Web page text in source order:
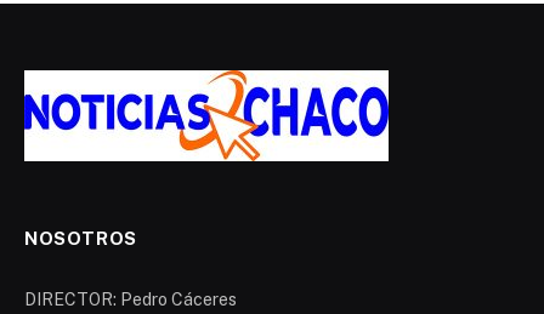
NOSOTROS
DIRECTOR: Pedro Cáceres